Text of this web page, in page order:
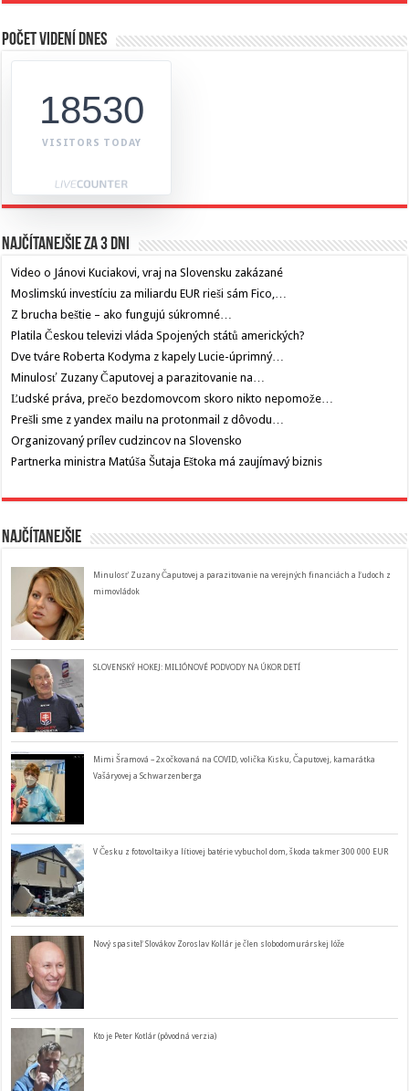
Počet videní dnes
18530
VISITORS TODAY
Najčítanejšie za 3 dni
Video o Jánovi Kuciakovi, vraj na Slovensku zakázané
Moslimskú investíciu za miliardu EUR rieši sám Fico,…
Z brucha beštie – ako fungujú súkromné…
Platila Českou televizi vláda Spojených států amerických?
Dve tváre Roberta Kodyma z kapely Lucie-úprimný…
Minulosť Zuzany Čaputovej a parazitovanie na…
Ľudské práva, prečo bezdomovcom skoro nikto nepomože…
Prešli sme z yandex mailu na protonmail z dôvodu…
Organizovaný prílev cudzincov na Slovensko
Partnerka ministra Matúša Šutaja Eštoka má zaujímavý biznis
Najčítanejšie
Minulosť Zuzany Čaputovej a parazitovanie na verejných financiách a ľudoch z
mimovládok
SLOVENSKÝ HOKEJ: MILIÓNOVÉ PODVODY NA ÚKOR DETÍ
Mimi Šramová – 2x očkovaná na COVID, volička Kisku, Čaputovej, kamarátka
Vašáryovej a Schwarzenberga
V Česku z fotovoltaiky a lítiovej batérie vybuchol dom, škoda takmer 300 000 EUR
Nový spasiteľ Slovákov Zoroslav Kollár je člen slobodomurárskej lóže
Kto je Peter Kotlár (pôvodná verzia)